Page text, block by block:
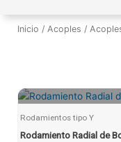
Inicio / Acoples /
Rodamientos tipo Y
Rodamiento Radial de